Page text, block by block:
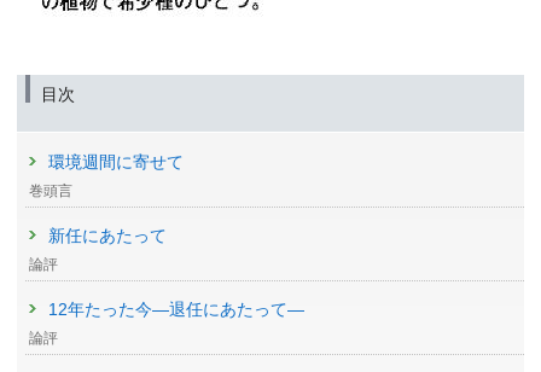
目次
環境週間に寄せて
巻頭言
新任にあたって
論評
12年たった今—退任にあたって—
論評